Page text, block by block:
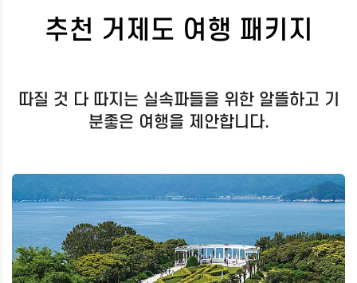
추천 거제도 여행 패키지
따질 것 다 따지는 실속파들을 위한 알뜰하고 기
분좋은 여행을 제안합니다.